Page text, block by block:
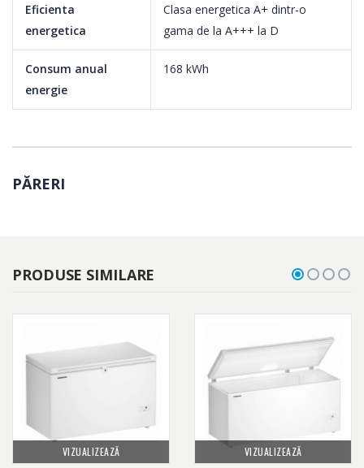
Eficienta
energetica
Clasa energetica A+ dintr-o
gama de la A+++ la D
Consum anual
energie
168 kWh
PĂRERI
PRODUSE SIMILARE
VIZUALIZEAZĂ VIZUALIZEAZĂ